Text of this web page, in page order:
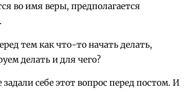
во имя веры, предполагается
тем как что-то начать делать,
делать и для чего?
себе этот вопрос перед постом. И